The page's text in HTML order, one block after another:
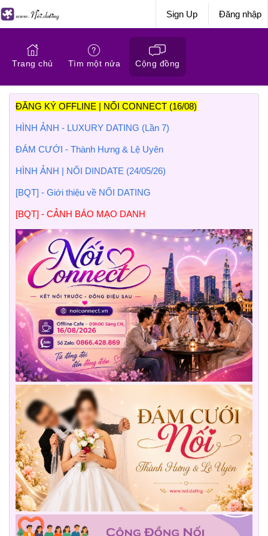
Sign Up Đăng nhập
Trang chủ Tìm một nửa Cộng đồng
ĐĂNG KÝ OFFLINE | NỐI CONNECT (16/08)
HÌNH ẢNH - LUXURY DATING (Lần 7)
ĐÁM CƯỚI - Thành Hưng & Lệ Uyên
HÌNH ẢNH | NỐI DINDATE (24/05/26)
[BQT] - Giới thiệu về NỐI DATING
[BQT] - CẢNH BÁO MẠO DANH